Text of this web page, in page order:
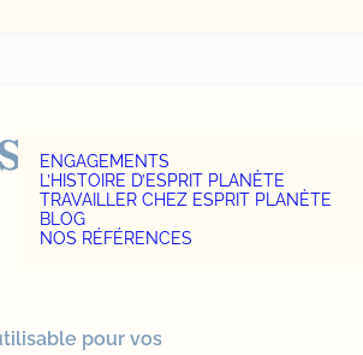
ENGAGEMENTS
L’HISTOIRE D’ESPRIT PLANÈTE
TRAVAILLER CHEZ ESPRIT PLANÈTE
BLOG
NOS RÉFÉRENCES
pour vos